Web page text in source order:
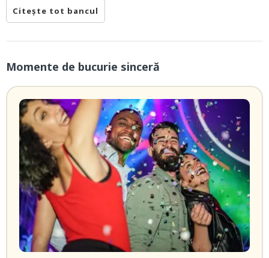
Citește tot bancul
Momente de bucurie sinceră